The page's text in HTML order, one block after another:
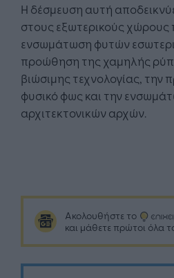
Η δέσμευση αυτή
στους εξωτερικούς χώρους
ενσωμάτωση φυτών
προώθηση της χαμηλής
βιώσιμης τεχνολογίας, την
φυσικό φως και την
αρχιτεκτονικών αρχών.
Ακολουθήστε το
και μάθετε πρώτοι όλα